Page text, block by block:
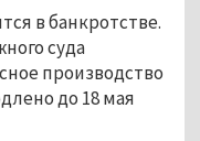
в банкротстве.
суда
производство
до 18 мая